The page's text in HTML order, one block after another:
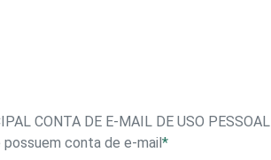
CONTA DE E-MAIL DE USO PESSOAL
conta de e-mail*